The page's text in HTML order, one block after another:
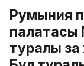
Румыния
палатасы
туралы